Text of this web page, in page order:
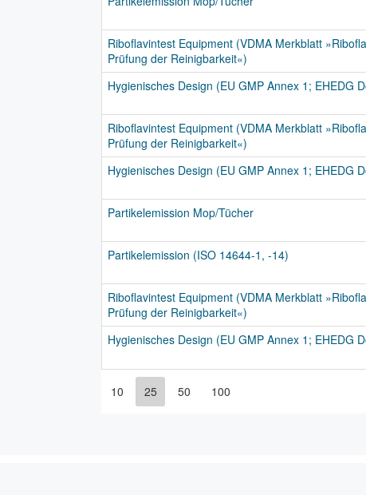
Riboflavintest Equipment (VDMA Merkblatt
Prüfung der Reinigbarkeit«)
Hygienisches Design (EU GMP Annex 1; EHEDG
Riboflavintest Equipment (VDMA Merkblatt
Prüfung der Reinigbarkeit«)
Hygienisches Design (EU GMP Annex 1; EHEDG
Partikelemission Mop/Tücher
Partikelemission (ISO 14644-1, -14)
Riboflavintest Equipment (VDMA Merkblatt
Prüfung der Reinigbarkeit«)
Hygienisches Design (EU GMP Annex 1; EHEDG
10 25 50 100